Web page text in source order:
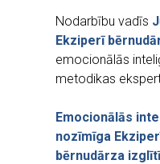
Nodarbību vadīs
Ekziperī
emocionālās
metodikas
Emocionālās
nozīmīga
bērnudārza